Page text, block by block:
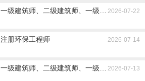
一级建筑师、二级建筑师、一级结构师、二
2026-07-22
注册环保工程师
2026-07-14
一级建筑师、二级建筑师、一级结构师、二
2026-07-13